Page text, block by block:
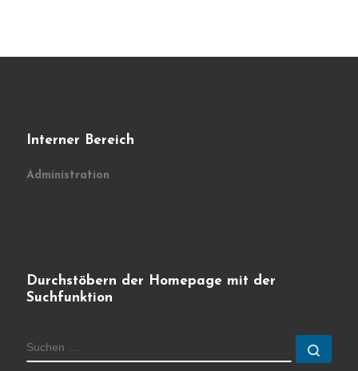
Interner Bereich
Administration
Durchstöbern der Homepage mit der
Suchfunktion
SUCHE